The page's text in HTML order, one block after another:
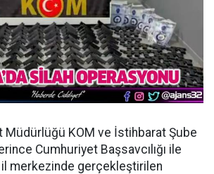
Müdürlüğü KOM ve İstihbarat Şube
Cumhuriyet Başsavcılığı ile
merkezinde gerçekleştirilen